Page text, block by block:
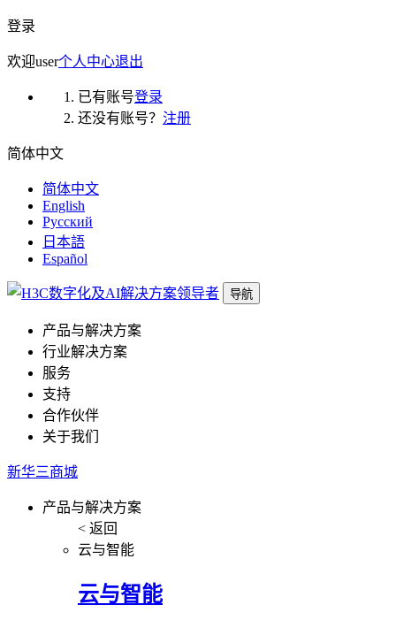
登录
欢迎user个人中心退出
已有账号登录
还没有账号？ 注册
简体中文
简体中文
English
Русский
日本語
Español
导航
产品与解决方案
行业解决方案
服务
支持
合作伙伴
关于我们
新华三商城
产品与解决方案
< 返回
云与智能
云与智能